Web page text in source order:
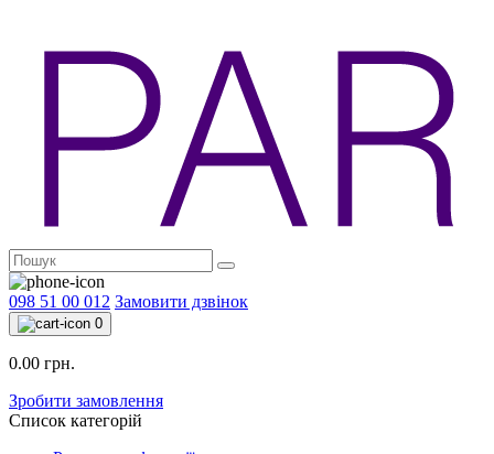
098 51 00 012 Замовити дзвінок
0
0.00 грн.
Зробити замовлення
Список категорій